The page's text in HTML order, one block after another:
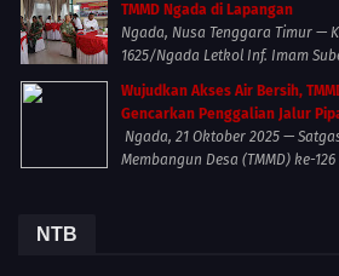
TMMD Ngada di Lapangan
Ngada, Nusa Tenggara Timur —
1625/Ngada Letkol Inf. Imam
Wujudkan Akses Air Bersih,
Gencarkan Penggalian Jalur
Ngada, 21 Oktober 2025 —
Membangun Desa (TMMD) ke-
NTB